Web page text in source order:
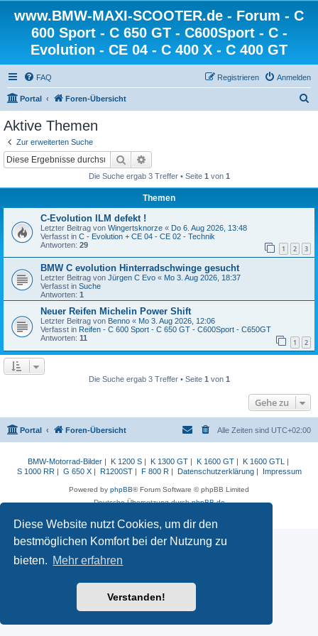
Diese Website nutzt Cookies, um dir den
bestmöglichen Komfort bei der Nutzung zu
bieten. Mehr erfahren
Verstanden!
www.BMW-MAXI-SCOOTER.de - Forum - C
600 Sport - C 650 GT - C600Sport - C -
Evolution - CE 04 - C 400 X - C 400 GT
FAQ Anmelden
Registrieren
Portal Foren-Übersicht
Aktive Themen
Zur erweiterten Suche
Suche
Die Suche ergab 3 Treffer • Seite 1 von 1
Themen
C-Evolution ILM defekt !
Letzter Beitrag von Wingertsknorze « Do 6. Aug 2026, 13:48
Verfasst in C - Evolution + CE 04 - CE 02 - Technik
Antworten: 29 1 2 3
BMW C evolution Hinterradschwinge gesucht
Letzter Beitrag von Jürgen C Evo « Mo 3. Aug 2026, 18:37
Verfasst in Suche
Antworten: 1
Neuer Reifen Michelin Power Shift
Letzter Beitrag von Benno « Mo 3. Aug 2026, 12:06
Verfasst in Reifen - C 600 Sport - C 650 GT - C600Sport - C650GT
Antworten: 11 1 2
Die Suche ergab 3 Treffer • Seite 1 von 1
Gehe zu
Portal Foren-Übersicht Alle Zeiten sind UTC+02:00
BMW-Motorrad-Bilder| K 1200 S| K 1300 GT| K 1600 GT| K 1600 GTL
|
S 1000 RR | G 650 X| R1200ST| F 800 R | Datenschutzerklärung| Impressum
Powered by phpBB® Forum Software © phpBB Limited
Deutsche Übersetzung durchphpBB.de